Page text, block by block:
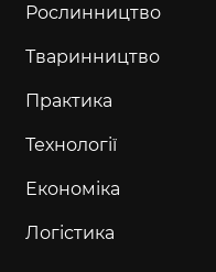
Рослинництво
Тваринництво
Практика
Технології
Економіка
Логістика